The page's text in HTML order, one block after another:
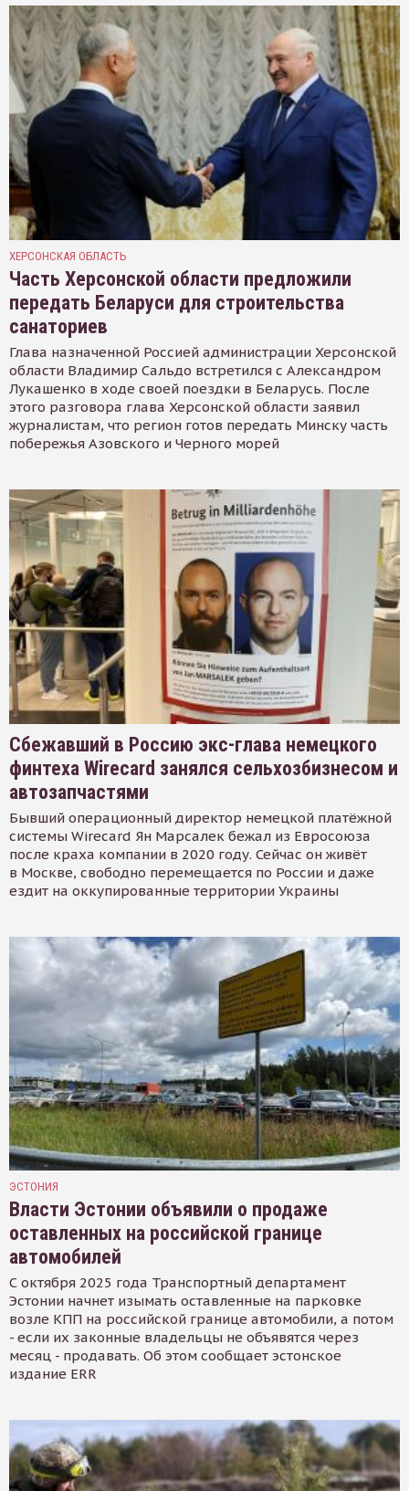
ХЕРСОНСКАЯ ОБЛАСТЬ
Часть Херсонской области предложили
передать Беларуси для строительства
санаториев
Глава назначенной Россией администрации Херсонской
области Владимир Сальдо встретился с Александром
Лукашенко в ходе своей поездки в Беларусь. После
этого разговора глава Херсонской области заявил
журналистам, что регион готов передать Минску часть
побережья Азовского и Черного морей
Сбежавший в Россию экс-глава немецкого
финтеха Wirecard занялся сельхозбизнесом и
автозапчастями
Бывший операционный директор немецкой платёжной
системы Wirecard Ян Марсалек бежал из Евросоюза
после краха компании в 2020 году. Сейчас он живёт
в Москве, свободно перемещается по России и даже
ездит на оккупированные территории Украины
ЭСТОНИЯ
Власти Эстонии объявили о продаже
оставленных на российской границе
автомобилей
С октября 2025 года Транспортный департамент
Эстонии начнет изымать оставленные на парковке
возле КПП на российской границе автомобили, а потом
- если их законные владельцы не объявятся через
месяц - продавать. Об этом сообщает эстонское
издание ERR